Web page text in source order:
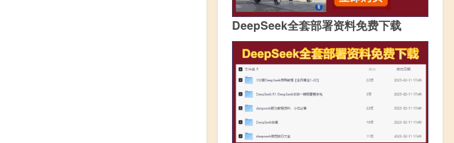
DeepSeek全套部署资料免费下载